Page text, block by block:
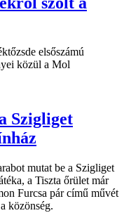
elsőszámú
közül a Mol
Szigliget
mutat be a Szigliget
a Tiszta őrület már
Furcsa pár című művét
közönség.